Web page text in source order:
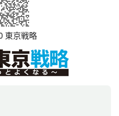
東京戦略